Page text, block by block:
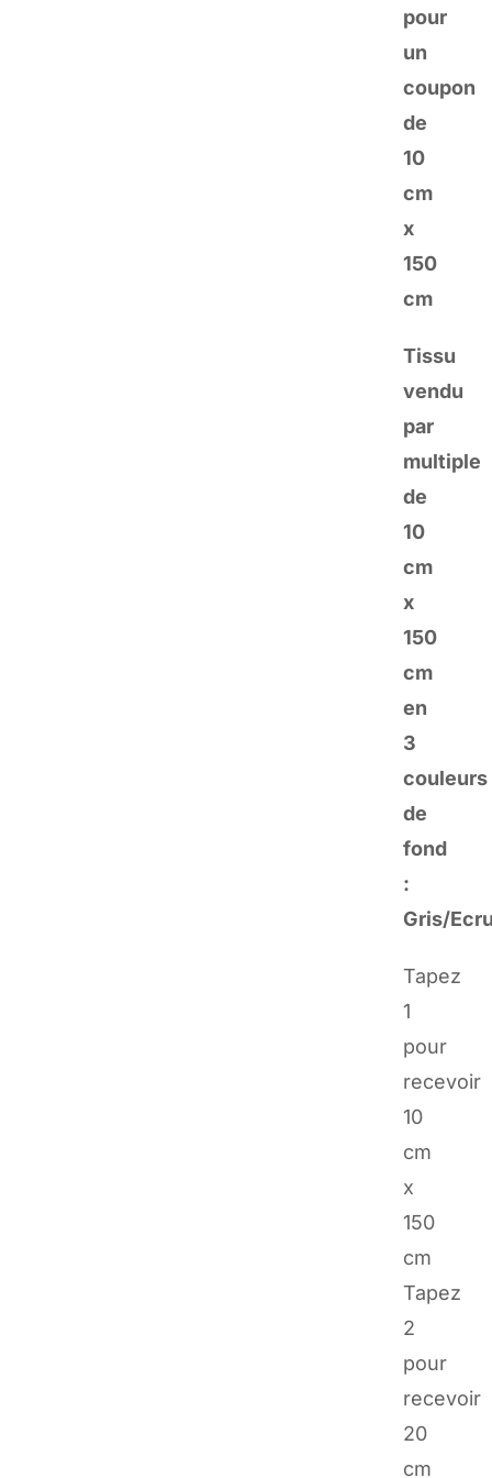
clair
fond
écru
–
Par
10
cm
pour
un
coupon
de
10
cm
x
150
cm
Tissu
vendu
par
multiple
de
10
cm
x
150
cm
en
3
couleurs
de
fond
:
Gris/
Tapez
1
pour
recevoir
10
cm
x
150
cm
Tapez
2
pour
recevoir
20
cm